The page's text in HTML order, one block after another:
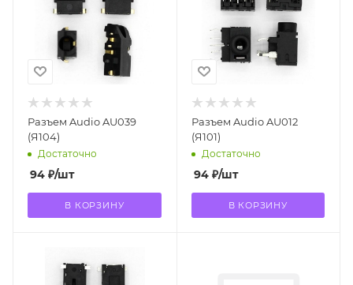
Разъем Audio AU039
(Я104)
Достаточно
94 ₽/шт
В КОРЗИНУ
Разъем Audio AU012
(Я101)
Достаточно
94₽/шт
В КОРЗИНУ